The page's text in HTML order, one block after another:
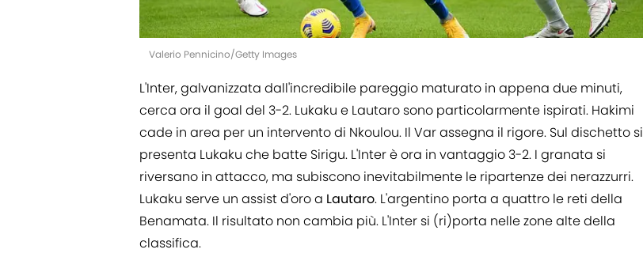
Valerio Pennicino/Getty Images
L'Inter, galvanizzata dall'incredibile pareggio maturato in appena due minuti,
cerca ora il goal del 3-2. Lukaku e Lautaro sono particolarmente ispirati. Hakimi
cade in area per un intervento di Nkoulou. Il Var assegna il rigore. Sul dischetto si
presenta Lukaku che batte Sirigu. L'Inter è ora in vantaggio 3-2. I granata si
riversano in attacco, ma subiscono inevitabilmente le ripartenze dei nerazzurri.
Lukaku serve un assist d'oro a Lautaro. L'argentino porta a quattro le reti della
Benamata. Il risultato non cambia più. L'Inter si (ri)porta nelle zone alte della
classifica.